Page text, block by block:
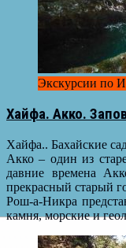
Экскурсии по
Хайфа. Акко.
Хайфа.. Бахайские
Акко – один из
давние времена
прекрасный старый
Рош-а-Никра
камня, морские и